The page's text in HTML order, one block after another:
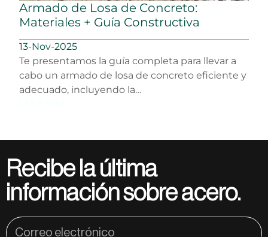
Armado de Losa de Concreto:
Materiales + Guía Constructiva
13-Nov-2025
Te presentamos la guía completa para llevar a
cabo un armado de losa de concreto eficiente y
adecuado, incluyendo la…
Recibe la última
información sobre acero.